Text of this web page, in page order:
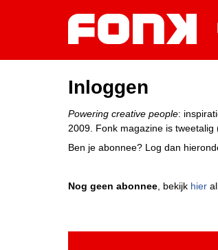
Inloggen
Powering creative people:
2009. Fonk magazine is
Ben je abonnee? Log dan
Nog geen abonnee , bekijk hier